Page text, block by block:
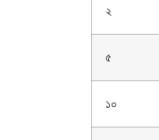
২
৫
১০